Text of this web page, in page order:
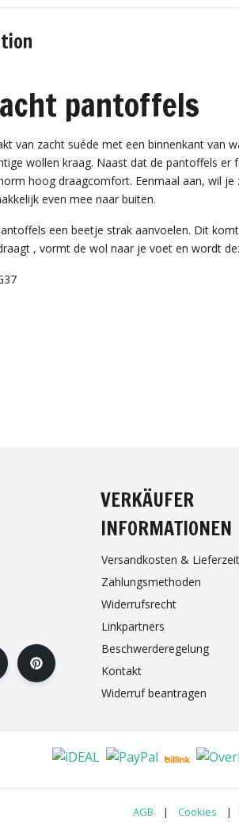
pantoffels
van zacht suéde met een binnenkant van
wollen kraag. Naast dat de pantoffels er
hoog draagcomfort. Eenmaal aan, wil
even mee naar buiten.
een beetje strak aanvoelen. Dit
, vormt de wol naar je voet en wordt
VERKÄUFER
INFORMATIONEN
Versandkosten & Lieferzeit
Zahlungsmethoden
Widerrufsrecht
Linkpartners
Beschwerderegelung
Kontakt
Widerruf beantragen
AGB | Cookies |